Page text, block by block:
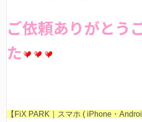
ご依頼ありがとう
た
【FiX PARK｜スマホ ( iPhone・